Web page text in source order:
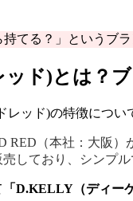
てる？」というブラ
ド)とは？
ッド)の特徴につい
RED（本社：大阪）
しており、シンプル
「D.KELLY（ディー